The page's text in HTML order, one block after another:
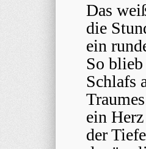
Das
die
ein
So
Schlafs
ein
der